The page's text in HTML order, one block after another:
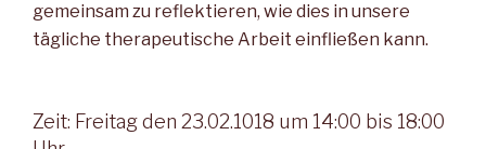
gemeinsam zu reflektieren, wie dies in unsere
tägliche therapeutische Arbeit einfließen kann.
Zeit: Freitag den 23.02.1018 um 14:00 bis 18:00